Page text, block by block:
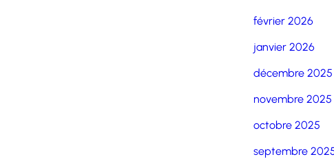
février 2026
janvier 2026
décembre 2025
novembre 2025
octobre 2025
septembre